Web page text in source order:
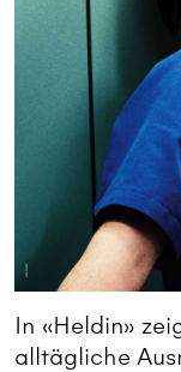
In «Heldin»
alltägliche